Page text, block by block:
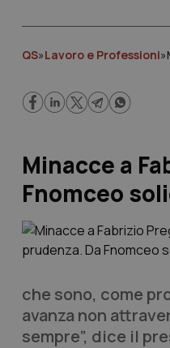
QS»Lavoro e Professioni»
Minacce a
Fnomceo
che sono, come
avanza non
sempre”, dice il